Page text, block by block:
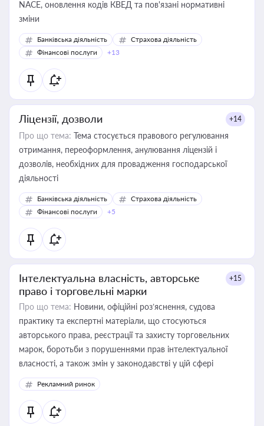
NACE, оновлення кодів КВЕД та пов'язані нормативні
зміни
Банківська діяльність
Страхова діяльність
Фінансові послуги
+13
Ліцензії, дозволи +14
Про що тема: Тема стосується правового регулювання
отримання, переоформлення, анулювання ліцензій і
дозволів, необхідних для провадження господарської
діяльності
Банківська діяльність
Страхова діяльність
Фінансові послуги
+5
Інтелектуальна власність, авторське
право і торговельні марки
+15
Про що тема: Новини, офіційні роз’яснення, судова
практику та експертні матеріали, що стосуються
авторського права, реєстрації та захисту торговельних
марок, боротьби з порушеннями прав інтелектуальної
власності, а також змін у законодавстві у цій сфері
Рекламний ринок